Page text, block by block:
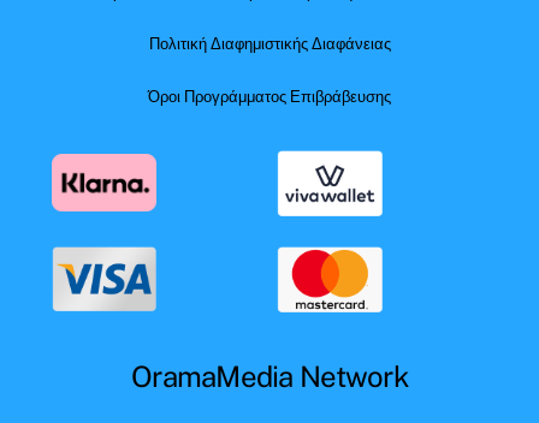
Πολιτική Διαφημιστικής Διαφάνειας
Όροι Προγράμματος Επιβράβευσης
OramaMedia Network